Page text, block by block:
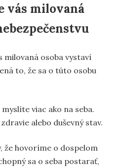
vás milovaná
milovaná osoba vystaví
to, že sa o túto osobu
viac ako na seba.
alebo duševný stav.
že hovoríme o dospelom
sa o seba postarať,